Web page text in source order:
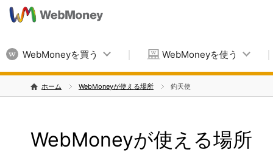
WebMoneyを買う WebMoneyを使う
ホーム WebMoneyが使える場所 釣天使
WebMoneyが使える場所